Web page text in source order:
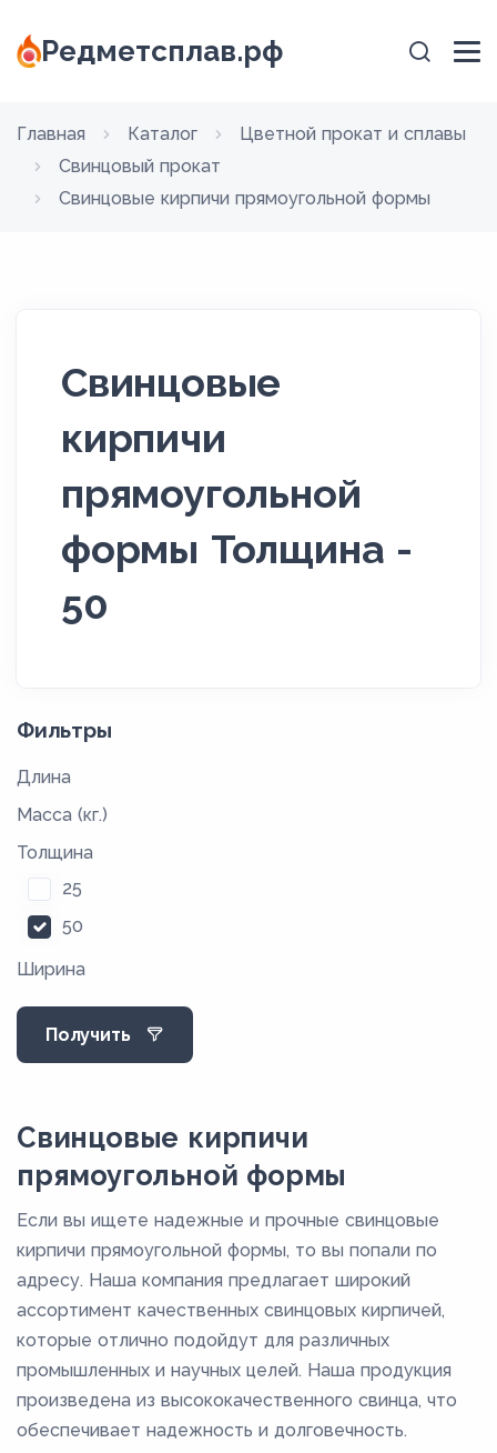
Редметсплав.рф
Главная Каталог
Цветной прокат и сплавы
Свинцовый прокат
Свинцовые кирпичи прямоугольной формы
Свинцовые
кирпичи
прямоугольной
формы Толщина -
50
Фильтры
Длина
Масса (кг.)
Толщина
25
50
Ширина
Получить
Свинцовые кирпичи
прямоугольной формы
Если вы ищете надежные и прочные свинцовые
кирпичи прямоугольной формы, то вы попали по
адресу. Наша компания предлагает широкий
ассортимент качественных свинцовых кирпичей,
которые отлично подойдут для различных
промышленных и научных целей. Наша продукция
произведена из высококачественного свинца, что
обеспечивает надежность и долговечность.